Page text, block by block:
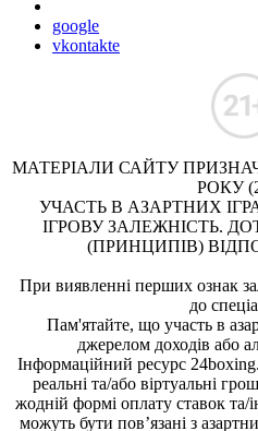
google
vkontakte
МАТЕРІАЛИ САЙТУ
РОКУ
УЧАСТЬ В АЗАРТНИХ
ІГРОВУ ЗАЛЕЖНІСТЬ.
(ПРИНЦИПІВ)
При виявленні перших ознак
до
Пам'ятайте, що участь в
джерелом доходів або
Інформаційний ресурс
реальні та/або віртуальні
жодній формі оплату ставок та/
можуть бути пов’язані з